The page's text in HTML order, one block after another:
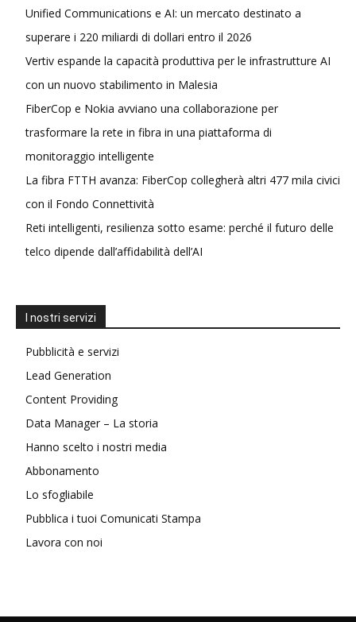
Unified Communications e AI: un mercato destinato a
superare i 220 miliardi di dollari entro il 2026
Vertiv espande la capacità produttiva per le infrastrutture AI
con un nuovo stabilimento in Malesia
FiberCop e Nokia avviano una collaborazione per
trasformare la rete in fibra in una piattaforma di
monitoraggio intelligente
La fibra FTTH avanza: FiberCop collegherà altri 477 mila civici
con il Fondo Connettività
Reti intelligenti, resilienza sotto esame: perché il futuro delle
telco dipende dall’affidabilità dell’AI
I nostri servizi
Pubblicità e servizi
Lead Generation
Content Providing
Data Manager – La storia
Hanno scelto i nostri media
Abbonamento
Lo sfogliabile
Pubblica i tuoi Comunicati Stampa
Lavora con noi